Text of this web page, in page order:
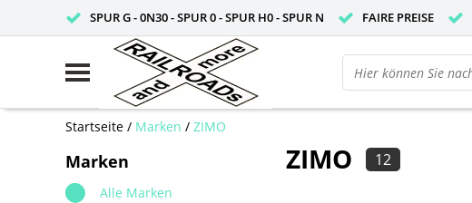
SPUR G - 0N30 - SPUR 0 - SPUR H0 - SPUR N FAIRE PREISE
Startseite / Marken / ZIMO
Marken
Alle Marken
ZIMO 12